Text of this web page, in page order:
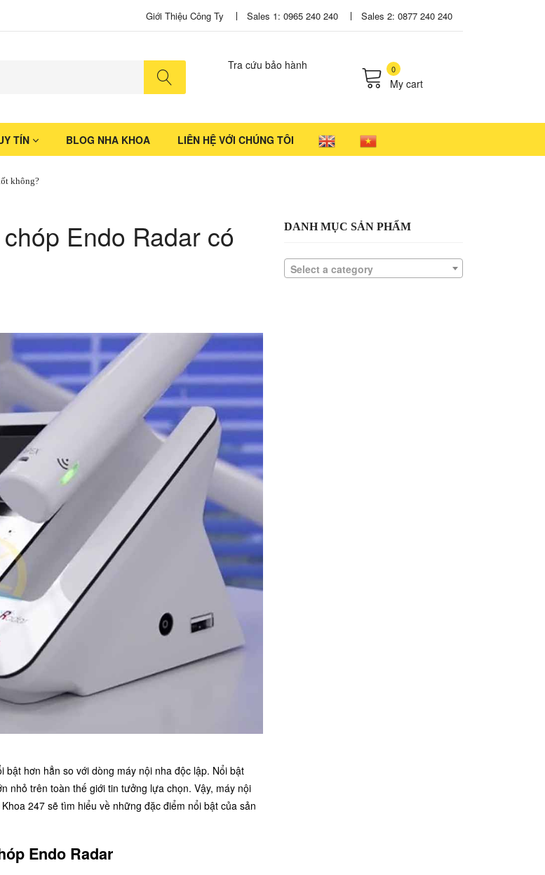
Giới Thiệu Công Ty Sales 1: 0965 240 240 Sales 2: 0877 240 240
Tra cứu bảo hành 0
My cart
TÍN BLOG NHA KHOA LIÊN HỆ VỚI CHÚNG TÔI
không?
Endo Radar có
bật hơn hẳn so với dòng máy nội nha độc lập. Nổi bật
nhỏ trên toàn thế giới tin tưởng lựa chọn. Vậy, máy nội
247 sẽ tìm hiểu về những đặc điểm nổi bật của sản
Endo Radar
DANH MỤC SẢN PHẨM
Select a category